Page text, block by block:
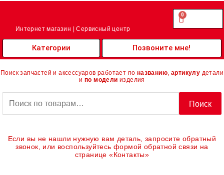
Перейти
Интернет магазин | Сервисный центр
0.00
0
Cart
Категории Позвоните мне!
Поиск запчастей и аксессуаров работает по названию артикулу детали
и по модели изделия
Поиск
Если вы не нашли нужную вам деталь, запросите обратный
звонок, или воспользуйтесь формой обратной связи на
странице «Контакты»